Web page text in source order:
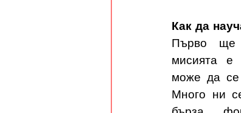
Как да
Първо ще
мисията е
може да се
Много ни